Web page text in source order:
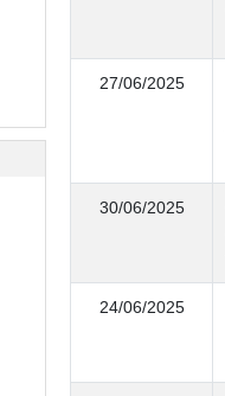
27/06/2025
30/06/2025
24/06/2025